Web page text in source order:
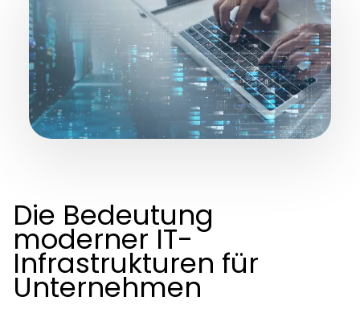
Die Bedeutung
moderner IT-
Infrastrukturen für
Unternehmen